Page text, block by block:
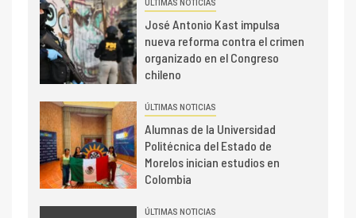
ÚLTIMAS NOTICIAS
José Antonio Kast impulsa
nueva reforma contra el crimen
organizado en el Congreso
chileno
ÚLTIMAS NOTICIAS
Alumnas de la Universidad
Politécnica del Estado de
Morelos inician estudios en
Colombia
ÚLTIMAS NOTICIAS